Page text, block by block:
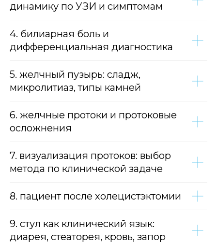
динамику по УЗИ и симптомам
4. билиарная боль и
дифференциальная диагностика
5. желчный пузырь: сладж,
микролитиаз, типы камней
6. желчные протоки и протоковые
осложнения
7. визуализация протоков: выбор
метода по клинической задаче
8. пациент после холецистэктомии
9. стул как клинический язык:
диарея, стеаторея, кровь, запор